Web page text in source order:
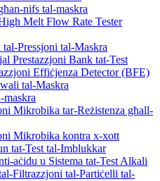
nifs tal-maskra
Melt Flow Rate Tester
Pressjoni tal-Maskra
Prestazzjoni Bank tat-Test
Effiċjenza Detector (BFE)
tal-Maskra
Mikrobika tar-Reżistenza għall-
Mikrobika kontra x-xott
tat-Test tal-Imblukkar
aċidu u Sistema tat-Test Alkali
Filtrazzjoni tal-Partiċelli tal-